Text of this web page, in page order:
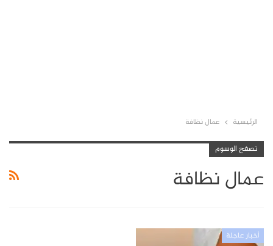
الرئيسية عمال نظافة
تصفح الوسوم
عمال نظافة
أخبار عاجلة